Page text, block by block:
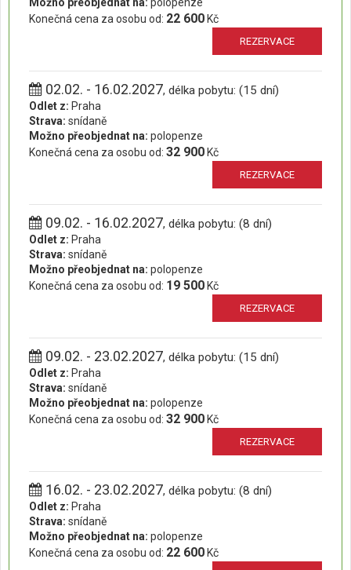
Konečná cena za osobu od: 22 600 Kč
REZERVACE
02.02. - 16.02.2027, délka pobytu: (15 dní)
Odlet z: Praha
Strava: snídaně
Možno přeobjednat na: polopenze
Konečná cena za osobu od: 32 900 Kč
REZERVACE
09.02. - 16.02.2027, délka pobytu: (8 dní)
Odlet z: Praha
Strava: snídaně
Možno přeobjednat na: polopenze
Konečná cena za osobu od: 19 500 Kč
REZERVACE
09.02. - 23.02.2027, délka pobytu: (15 dní)
Odlet z: Praha
Strava: snídaně
Možno přeobjednat na: polopenze
Konečná cena za osobu od: 32 900 Kč
REZERVACE
16.02. - 23.02.2027, délka pobytu: (8 dní)
Odlet z: Praha
Strava: snídaně
Možno přeobjednat na: polopenze
Konečná cena za osobu od: 22 600 Kč